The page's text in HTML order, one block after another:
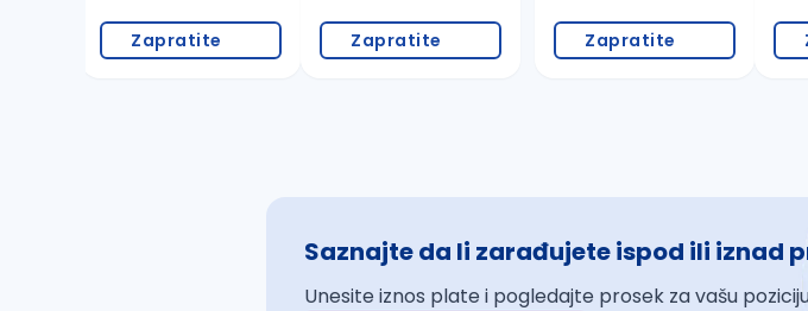
Zapratite Zapratite Zapratite
Saznajte da li zarađujete ispod ili iznad
Unesite iznos plate i pogledajte prosek za vašu